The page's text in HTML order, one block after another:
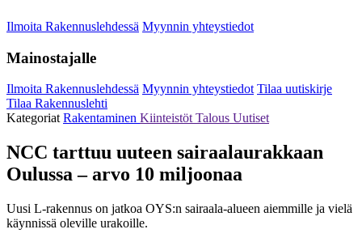
Ilmoita Rakennuslehdessä Myynnin yhteystiedot
Mainostajalle
Ilmoita Rakennuslehdessä Myynnin yhteystiedot Tilaa uutiskirje
Tilaa Rakennuslehti
KategoriatRakentaminen KiinteistötTalous Uutiset
NCC tarttuu uuteen sairaalaurakkaan
Oulussa – arvo 10 miljoonaa
Uusi L-rakennus on jatkoa OYS:n sairaala-alueen aiemmille ja vielä
käynnissä oleville urakoille.